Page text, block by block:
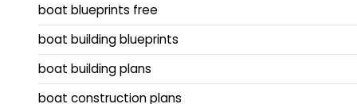
boat blueprints free
boat building blueprints
boat building plans
boat construction plans